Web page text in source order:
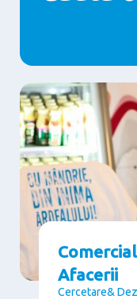
Afacerii
Cercetare&